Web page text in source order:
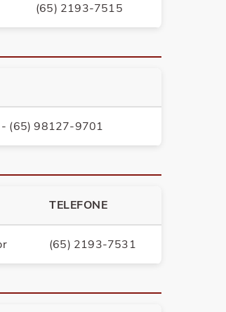
(65) 2193-7515
(65) 98127-9701
TELEFONE
(65) 2193-7531